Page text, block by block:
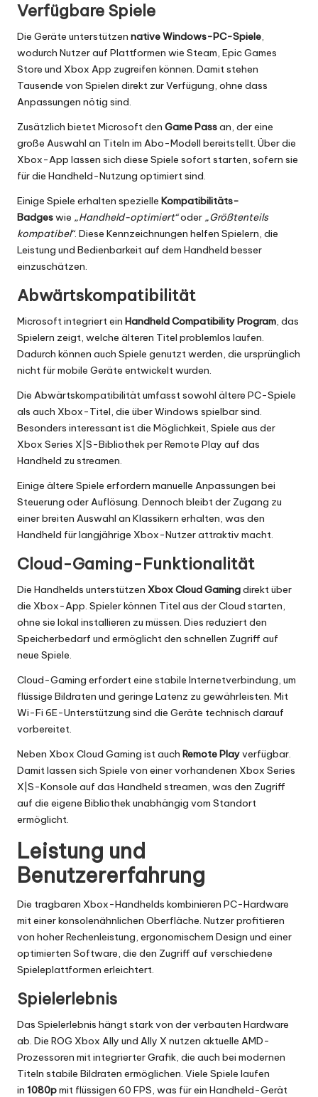
Verfügbare Spiele
Die Geräte unterstützen native Windows-PC-Spiele,
wodurch Nutzer auf Plattformen wie Steam, Epic Games
Store und Xbox App zugreifen können. Damit stehen
Tausende von Spielen direkt zur Verfügung, ohne dass
Anpassungen nötig sind.
Zusätzlich bietet Microsoft den Game Passan, der eine
große Auswahl an Titeln im Abo-Modell bereitstellt. Über die
Xbox-App lassen sich diese Spiele sofort starten, sofern sie
für die Handheld-Nutzung optimiert sind.
Einige Spiele erhalten spezielle Kompatibilitäts-
Badgeswie „Handheld-optimiert“oder „Größtenteils
kompatibel“. Diese Kennzeichnungen helfen Spielern, die
Leistung und Bedienbarkeit auf dem Handheld besser
einzuschätzen.
Abwärtskompatibilität
Microsoft integriert ein Handheld Compatibility Program, das
Spielern zeigt, welche älteren Titel problemlos laufen.
Dadurch können auch Spiele genutzt werden, die ursprünglich
nicht für mobile Geräte entwickelt wurden.
Die Abwärtskompatibilität umfasst sowohl ältere PC-Spiele
als auch Xbox-Titel, die über Windows spielbar sind.
Besonders interessant ist die Möglichkeit, Spiele aus der
Xbox Series X|S-Bibliothek per Remote Play auf das
Handheld zu streamen.
Einige ältere Spiele erfordern manuelle Anpassungen bei
Steuerung oder Auflösung. Dennoch bleibt der Zugang zu
einer breiten Auswahl an Klassikern erhalten, was den
Handheld für langjährige Xbox-Nutzer attraktiv macht.
Cloud-Gaming-Funktionalität
Die Handhelds unterstützen Xbox Cloud Gamingdirekt über
die Xbox-App. Spieler können Titel aus der Cloud starten,
ohne sie lokal installieren zu müssen. Dies reduziert den
Speicherbedarf und ermöglicht den schnellen Zugriff auf
neue Spiele.
Cloud-Gaming erfordert eine stabile Internetverbindung, um
flüssige Bildraten und geringe Latenz zu gewährleisten. Mit
Wi-Fi 6E-Unterstützung sind die Geräte technisch darauf
vorbereitet.
Neben Xbox Cloud Gaming ist auch Remote Playverfügbar.
Damit lassen sich Spiele von einer vorhandenen Xbox Series
X|S-Konsole auf das Handheld streamen, was den Zugriff
auf die eigene Bibliothek unabhängig vom Standort
ermöglicht.
Leistung und
Benutzererfahrung
Die tragbaren Xbox-Handhelds kombinieren PC-Hardware
mit einer konsolenähnlichen Oberfläche. Nutzer profitieren
von hoher Rechenleistung, ergonomischem Design und einer
optimierten Software, die den Zugriff auf verschiedene
Spieleplattformen erleichtert.
Spielerlebnis
Das Spielerlebnis hängt stark von der verbauten Hardware
ab. Die ROG Xbox Ally und Ally X nutzen aktuelle AMD-
Prozessoren mit integrierter Grafik, die auch bei modernen
Titeln stabile Bildraten ermöglichen. Viele Spiele laufen
in 1080pmit flüssigen 60 FPS, was für ein Handheld-Gerät